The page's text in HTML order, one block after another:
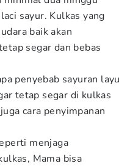
sayur. Kulkas yang
baik akan
segar dan bebas
penyebab sayuran layu
tetap segar di kulkas
cara penyimpanan
menjaga
Mama bisa